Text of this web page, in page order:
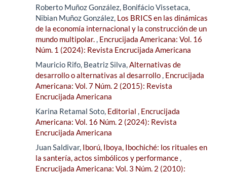
Roberto Muñoz González, Bonifácio Vissetaca,
Nibian Muñoz González, Los BRICS en las dinámicas
de la economía internacional y la construcción de un
mundo multipolar., Encrucijada Americana: Vol. 16
Núm. 1 (2024): Revista Encrucijada Americana
Mauricio Rifo, Beatriz Silva,Alternativas de
desarrollo o alternativas al desarrollo, Encrucijada
Americana: Vol. 7 Núm. 2 (2015): Revista
Encrucijada Americana
Karina Retamal Soto, Editorial , Encrucijada
Americana: Vol. 16 Núm. 2 (2024): Revista
Encrucijada Americana
Juan Saldivar, Iború, Iboya, Ibochiché: los rituales en
la santería, actos simbólicos y performance,
Encrucijada Americana: Vol. 3 Núm. 2 (2010):